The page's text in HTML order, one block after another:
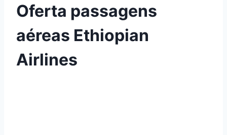
Oferta passagens
aéreas Ethiopian
Airlines